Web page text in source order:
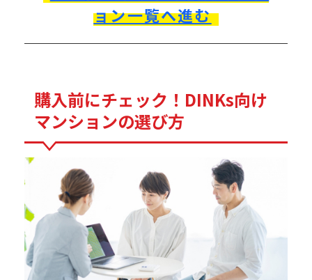
ョン一覧へ進む
購入前にチェック！DINKs向け
マンションの選び方